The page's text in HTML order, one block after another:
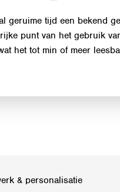
geruime tijd een bekend
punt van het gebruik
het tot min of meer
& personalisatie